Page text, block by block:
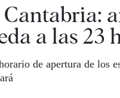
a las 23
de apertura de los